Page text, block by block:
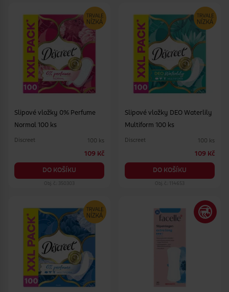
Slipové vložky 0% Perfume
Normal 100 ks
Discreet 100 ks
109 Kč
DO KOŠÍKU
Slipové vložky DEO Waterlily
Multiform 100 ks
Discreet 100 ks
109 Kč
DO KOŠÍKU
Obj. č.: 114653